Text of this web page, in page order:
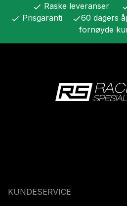
check Raske leveranser
check Prisgaranti check60 dagers
fornøyde
KUNDESERVICE